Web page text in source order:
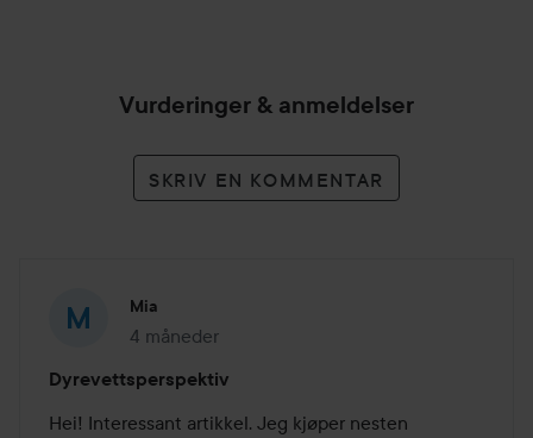
Vurderinger & anmeldelser
SKRIV EN KOMMENTAR
Mia
4 måneder
Innlegget ble opprettet 4 måneder
Dyrevettsperspektiv
Hei! Interessant artikkel. Jeg kjøper nesten